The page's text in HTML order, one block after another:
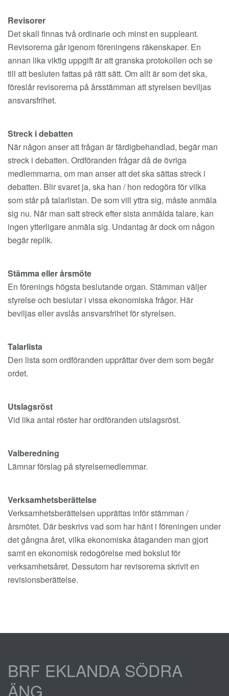
Revisorer
Det skall finnas två ordinarie och minst en suppleant.
Revisorerna går igenom föreningens räkenskaper. En
annan lika viktig uppgift är att granska protokollen och se
till att besluten fattas på rätt sätt. Om allt är som det ska,
föreslår revisorerna på årsstämman att styrelsen beviljas
ansvarsfrihet.
Streck i debatten
När någon anser att frågan är färdigbehandlad, begär man
streck i debatten. Ordföranden frågar då de övriga
medlemmarna, om man anser att det ska sättas streck i
debatten. Blir svaret ja, ska han / hon redogöra för vilka
som står på talarlistan. De som vill yttra sig, måste anmäla
sig nu. När man satt streck efter sista anmälda talare, kan
ingen ytterligare anmäla sig. Undantag är dock om någon
begär replik.
Stämma eller årsmöte
En förenings högsta beslutande organ. Stämman väljer
styrelse och beslutar i vissa ekonomiska frågor. Här
beviljas eller avslås ansvarsfrihet för styrelsen.
Talarlista
Den lista som ordföranden upprättar över dem som begär
ordet.
Utslagsröst
Vid lika antal röster har ordföranden utslagsröst.
Valberedning
Lämnar förslag på styrelsemedlemmar.
Verksamhetsberättelse
Verksamhetsberättelsen upprättas inför stämman /
årsmötet. Där beskrivs vad som har hänt i föreningen under
det gångna året, vilka ekonomiska åtaganden man gjort
samt en ekonomisk redogörelse med bokslut för
verksamhetsåret. Dessutom har revisorerna skrivit en
revisionsberättelse.
BRF EKLANDA SÖDRA
ÄNG